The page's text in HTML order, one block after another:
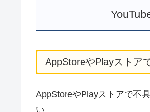
AppStoreやPlayストア
AppStoreやPlayストアで不
い。